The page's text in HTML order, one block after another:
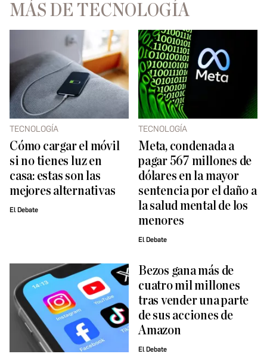
MÁS DE TECNOLOGÍA
TECNOLOGÍA
Cómo cargar el móvil
si no tienes luz en
casa: estas son las
mejores alternativas
El Debate
TECNOLOGÍA
Meta, condenada a
pagar 567 millones de
dólares en la mayor
sentencia por el daño a
la salud mental de los
menores
El Debate
Bezos gana más de
cuatro mil millones
tras vender una parte
de sus acciones de
Amazon
El Debate